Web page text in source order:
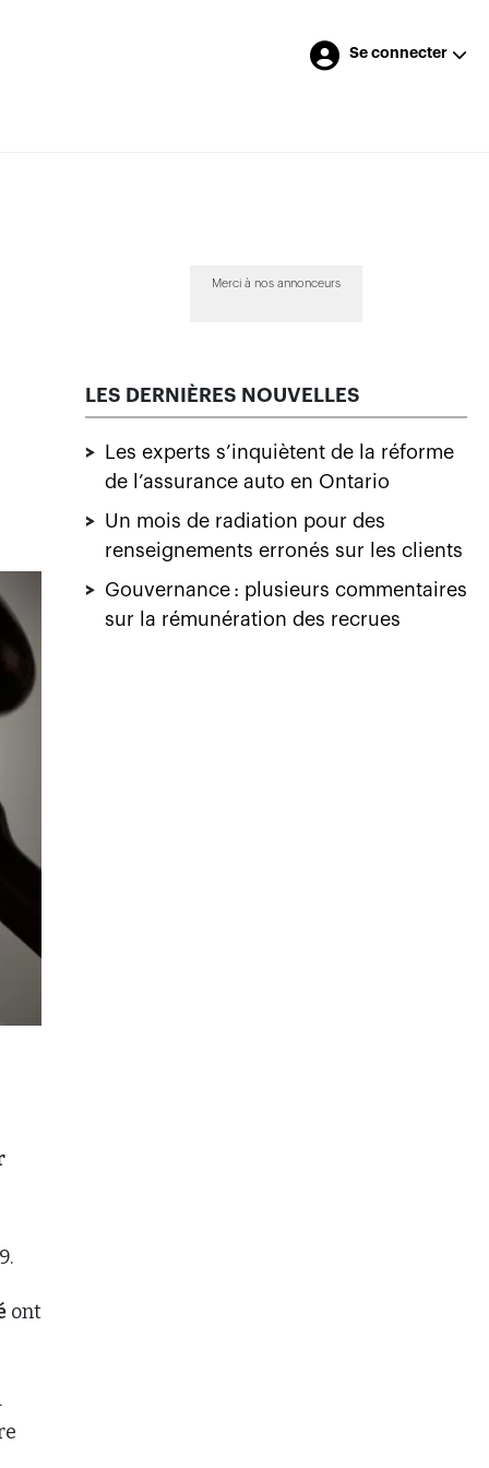
Se connecter
ont
Merci à nos annonceurs
LES DERNIÈRES NOUVELLES
>
Les experts s’inquiètent de la réforme
de l’assurance auto en Ontario
> Un mois de radiation pour des
renseignements erronés sur les clients
> Gouvernance : plusieurs commentaires
sur la rémunération des recrues